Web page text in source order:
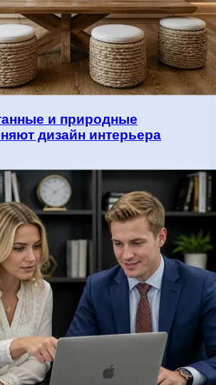
и природные
дизайн интерьера